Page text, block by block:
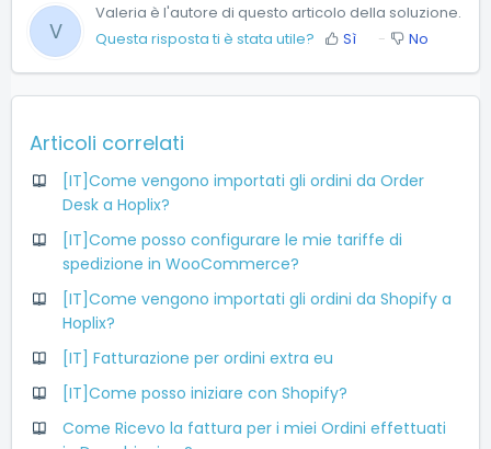
V
Valeria è l'autore di questo articolo della soluzione.
Questa risposta ti è stata utile?
Sì No
Articoli correlati
[IT]Come vengono importati gli ordini da Order
Desk a Hoplix?
[IT]Come posso configurare le mie tariffe di
spedizione in WooCommerce?
[IT]Come vengono importati gli ordini da Shopify a
Hoplix?
[IT] Fatturazione per ordini extra eu
[IT]Come posso iniziare con Shopify?
Come Ricevo la fattura per i miei Ordini effettuati